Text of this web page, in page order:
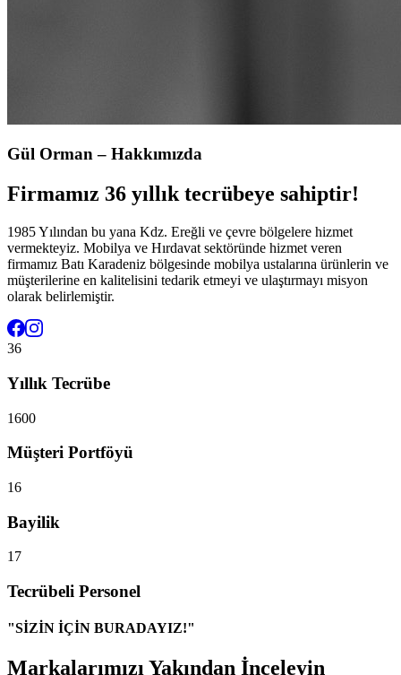
Gül Orman – Hakkımızda
Firmamız 36 yıllık tecrübeye sahiptir!
1985 Yılından bu yana Kdz. Ereğli ve çevre bölgelere hizmet
vermekteyiz. Mobilya ve Hırdavat sektöründe hizmet veren
firmamız Batı Karadeniz bölgesinde mobilya ustalarına ürünlerin ve
müşterilerine en kalitelisini tedarik etmeyi ve ulaştırmayı misyon
olarak belirlemiştir.
36
Yıllık Tecrübe
1600
Müşteri Portföyü
16
Bayilik
17
Tecrübeli Personel
"SİZİN İÇİN BURADAYIZ!"
Markalarımızı Yakından İnceleyin